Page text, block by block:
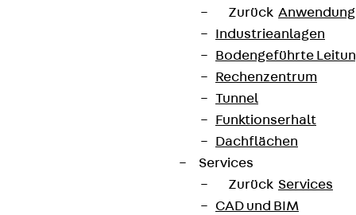
Zurück
Industrieanlagen
Bodengeführte
Rechenzentrum
Tunnel
Funktionserhalt
Dachflächen
Services
Zurück Services
CAD und BIM